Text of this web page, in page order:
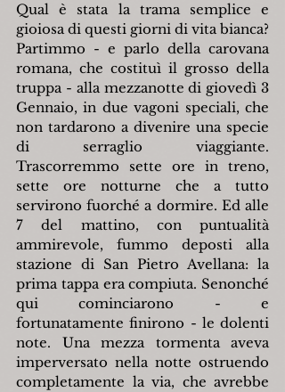
Qual è stata la trama semplice e
gioiosa di questi giorni di vita bianca?
Partimmo - e parlo della carovana
romana, che costituì il grosso della
truppa - alla mezzanotte di giovedì 3
Gennaio, in due vagoni speciali, che
non tardarono a divenire una specie
di serraglio viaggiante.
Trascorremmo sette ore in treno,
sette ore notturne che a tutto
servirono fuorché a dormire. Ed alle
7 del mattino, con puntualità
ammirevole, fummo deposti alla
stazione di San Pietro Avellana: la
prima tappa era compiuta. Senonché
qui cominciarono - e
fortunatamente finirono - le dolenti
note. Una mezza tormenta aveva
imperversato nella notte ostruendo
completamente la via, che avrebbe